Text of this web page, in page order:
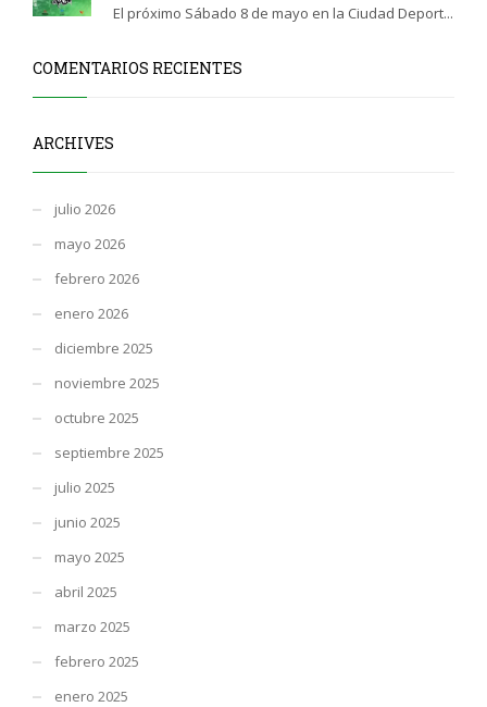
El próximo Sábado 8 de mayo en la Ciudad Deport...
COMENTARIOS RECIENTES
ARCHIVES
julio 2026
mayo 2026
febrero 2026
enero 2026
diciembre 2025
noviembre 2025
octubre 2025
septiembre 2025
julio 2025
junio 2025
mayo 2025
abril 2025
marzo 2025
febrero 2025
enero 2025